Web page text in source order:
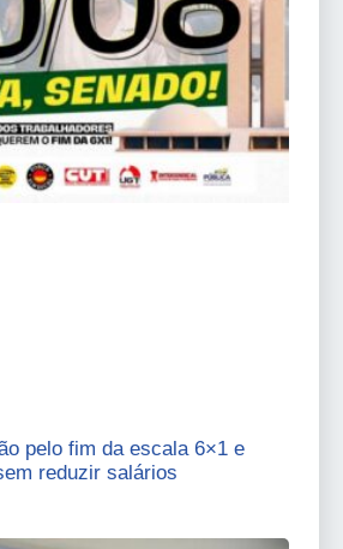
pelo fim da escala 6×1 e
reduzir salários